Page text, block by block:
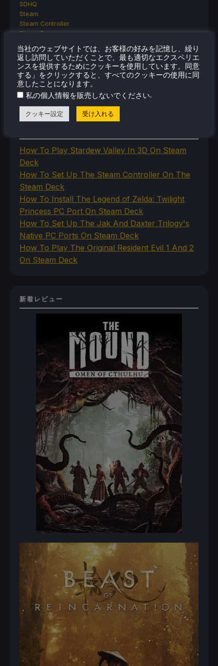
SDHQ
Steam
Steam Controller
Steam Frame
Steam Machine
SteamOS
The Unsupported Report
Uncategorized
Uncategorized
VR
How To Play Stardew Valley In 3D On Steam
Deck
How To Set Up The Steam Controller On The
Steam Deck
How To Install The Legend of Zelda: Twilight
Princess PC Port On Steam Deck
How To Set Up The Jak And Daxter Trilogy's
Native PC Ports On Steam Deck
How To Play The Original Resident Evil 1 And 2
On Steam Deck
新着レビュー
当社のウェブサイトでは、お客様の好みを記憶し、繰り
返し訪問していただくことで、最も適切なエクスペリエ
ンスを提供するためにクッキーを使用しています。同意
する」をクリックすると、すべてのクッキーの使用に同
意したことになります。
私の個人情報を販売しないでください.
クッキー設定 受け入れる